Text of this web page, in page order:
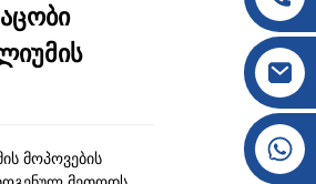
+86 138 8076 0589
Loading...
Loading...
მოპოვების